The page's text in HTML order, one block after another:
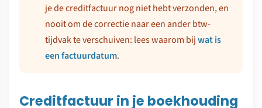
je de creditfactuur nog niet hebt verzonden, en
nooit om de correctie naar een ander btw-
tijdvak te verschuiven: lees waarom bijwat is
een factuurdatum.
Creditfactuur in je boekhouding